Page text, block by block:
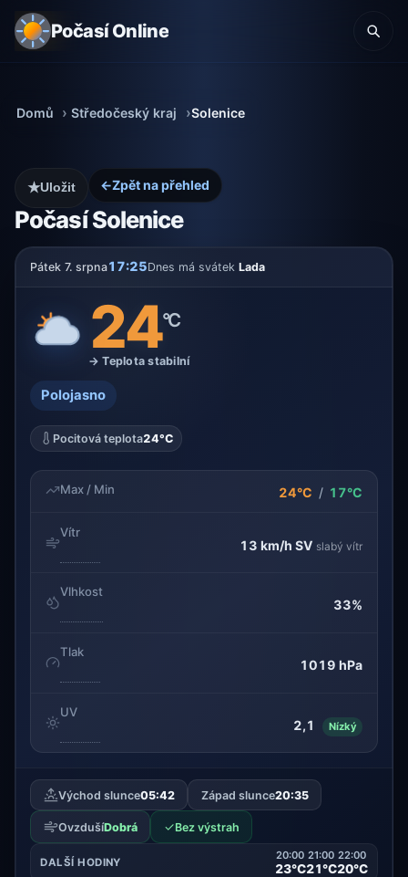
Počasí Online
Domů Středočeský kraj Solenice
←Zpět na přehled
Počasí Solenice
★Uložit
Pátek 7. srpna17:25Dnes má svátek Lada
24°C
→ Teplota stabilní
Polojasno
Pocitová teplota24°C
Max / Min 24°C / 17°C
Vítr
13 km/h SV slabý vítr
Vlhkost
33%
Tlak
1019 hPa
UV
2,1 Nízký
Východ slunce05:42 Západ slunce20:35
OvzdušíDobrá ✓Bez výstrah
DALŠÍ HODINY
20:00
23°C
21:00
21°C
22:00
20°C